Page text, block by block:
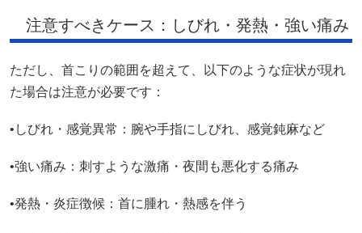
注意すべきケース：しびれ・発熱・強い痛み
ただし、首こりの範囲を超えて、以下のような症状が現れ
た場合は注意が必要です：
•しびれ・感覚異常：腕や手指にしびれ、感覚鈍麻など
•強い痛み：刺すような激痛・夜間も悪化する痛み
•発熱・炎症徴候：首に腫れ・熱感を伴う